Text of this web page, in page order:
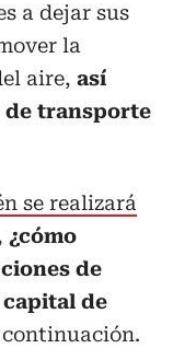
a dejar sus
la
aire, así
de transporte
se realizará
¿cómo
de
capital de
continuación.